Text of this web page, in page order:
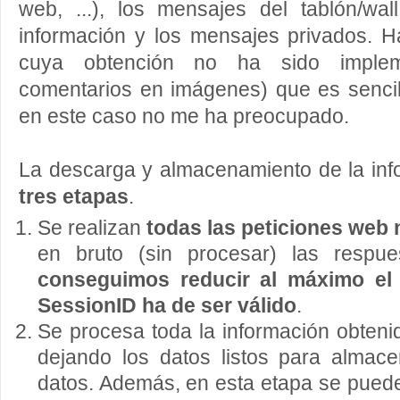
web, ...), los mensajes del tablón/
información y los mensajes privados.
cuya obtención no ha sido
comentarios en imágenes) que es
en este caso no me ha preocupado.
La descarga y almacenamiento de la
tres etapas.
Se realizan todas las peticiones web
en bruto (sin procesar) las
conseguimos reducir al máximo
SessionID ha de ser válido.
Se procesa toda la información
dejando los datos listos para
datos. Además, en esta etapa se